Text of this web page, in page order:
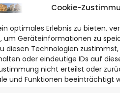
Cookie-
optimales Erlebnis zu bieten,
um Geräteinformationen zu
diesen Technologien
oder eindeutige IDs auf
nicht erteilst oder
und Funktionen beeinträchtigt
– 65
FÜR
Cookie